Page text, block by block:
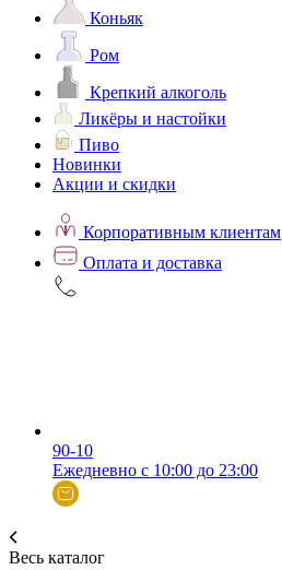
Коньяк
Ром
Крепкий алкоголь
Ликёры и настойки
Пиво
Новинки
Акции и скидки
Корпоративным клиентам
Оплата и доставка
90-10
Ежедневно с 10:00 до 23:00
Весь каталог